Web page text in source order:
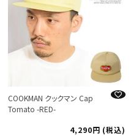
COOKMAN クックマン Cap
Tomato -RED-
4,290
税込